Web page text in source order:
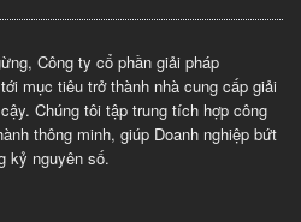
Công ty cổ phần giải pháp
mục tiêu trở thành nhà cung cấp giải
Chúng tôi tập trung tích hợp công
thông minh, giúp Doanh nghiệp bứt
kỷ nguyên số.